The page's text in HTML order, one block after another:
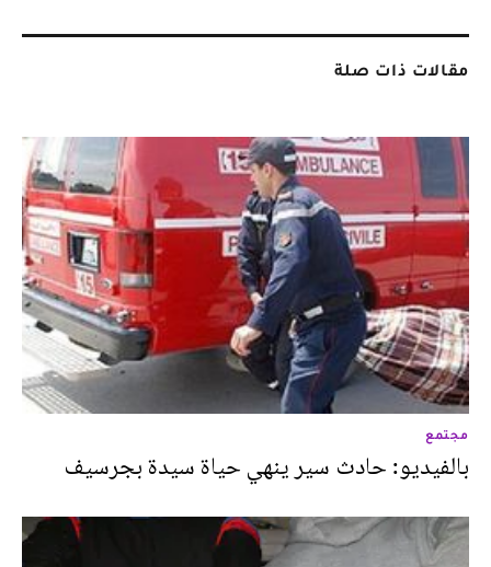
مقالات ذات صلة
مجتمع
بالفيديو: حادث سير ينهي حياة سيدة بجرسيف